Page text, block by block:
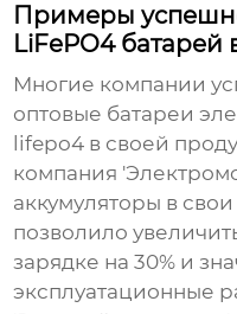
Примеры
LiFePO4 батарей
Многие компании
оптовые батареи
lifepo4 в своей
компания
аккумуляторы в
позволило
зарядке на 30% и
эксплуатационные